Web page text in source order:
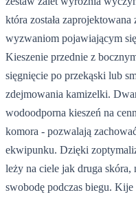
która została
wyzwaniom pojawiającym
Kieszenie przednie z
sięgnięcie po przekąski lub
zdejmowania kamizelki.
wodoodporna kieszeń na
komora - pozwalają
ekwipunku. Dzięki
leży na ciele jak druga skóra,
swobodę podczas biegu.